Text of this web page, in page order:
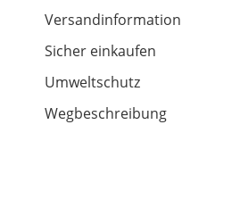
Versandinformation
Sicher einkaufen
Umweltschutz
Wegbeschreibung